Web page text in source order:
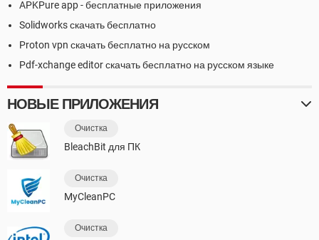
APKPure app - бесплатные приложения
Solidworks скачать бесплатно
Proton vpn скачать бесплатно на русском
Pdf-xchange editor скачать бесплатно на русском языке
НОВЫЕ ПРИЛОЖЕНИЯ
Очистка
BleachBit для ПК
Очистка
MyCleanPC
Очистка